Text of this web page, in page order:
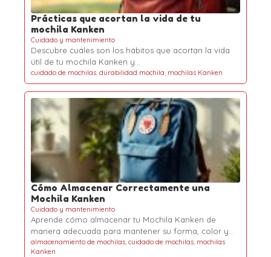
Prácticas que acortan la vida de tu
mochila Kanken
Cuidado y mantenimiento
Descubre cuáles son los hábitos que acortan la vida
útil de tu mochila Kanken y…
cuidado de mochilas, durabilidad mochila, mochilas Kanken
Cómo Almacenar Correctamente una
Mochila Kanken
Cuidado y mantenimiento
Aprende cómo almacenar tu Mochila Kanken de
manera adecuada para mantener su forma, color y…
almacenamiento de mochilas, cuidado de mochilas, mochilas
Kanken